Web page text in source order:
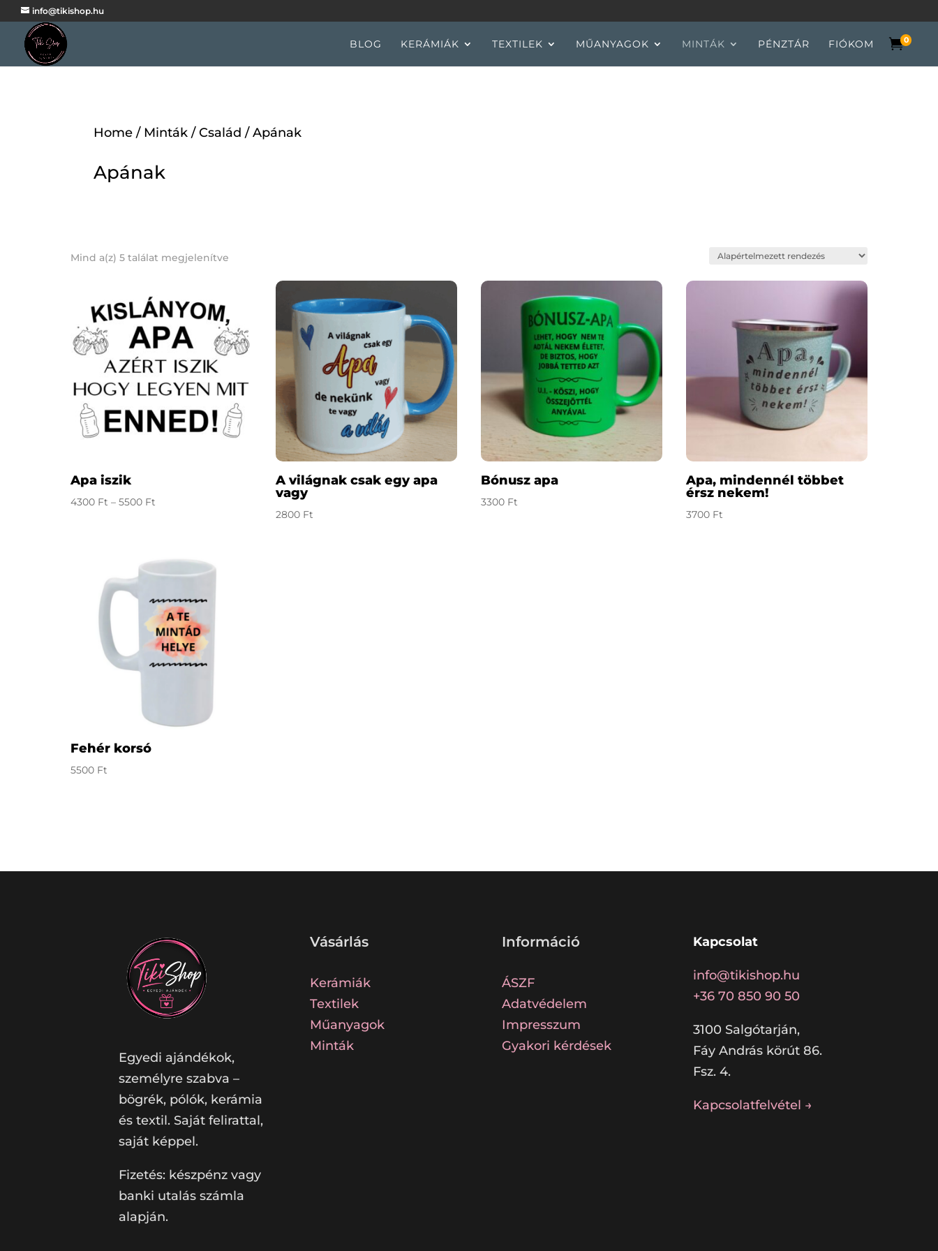
info@tikishop.hu
BLOG KERÁMIÁK TEXTILEK MŰANYAGOK MINTÁK PÉNZTÁR FIÓKOM 0
Home / Minták /Család / Apának
Apának
Mind a(z) 5 találat megjelenítve
Apa iszik
4300 Ft – 5500 FtÁrtartomány:
A világnak csak egy apa
vagy
2800 Ft
Bónusz apa
3300 Ft
Apa, mindennél többet
érsz nekem!
3700 Ft
Fehér korsó
5500 Ft
Egyedi ajándékok,
személyre szabva –
bögrék, pólók, kerámia
és textil. Saját felirattal,
saját képpel.
Fizetés: készpénz vagy
banki utalás számla
alapján.
Vásárlás
Kerámiák
Textilek
Műanyagok
Minták
Információ
ÁSZF
Adatvédelem
Impresszum
Gyakori kérdések
Kapcsolat
info@tikishop.hu
+36 70 850 90 50
3100 Salgótarján,
Fáy András körút 86.
Fsz. 4.
Kapcsolatfelvétel →